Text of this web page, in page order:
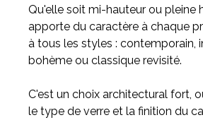
Qu'elle soit mi-hauteur ou pleine
apporte du caractère à chaque
à tous les styles : contemporain,
bohème ou classique revisité.
C'est un choix architectural fort,
le type de verre et la finition du